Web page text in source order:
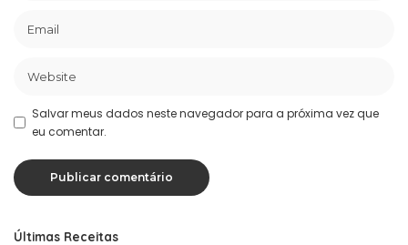
Salvar meus dados neste navegador para a próxima vez que
eu comentar.
Últimas Receitas